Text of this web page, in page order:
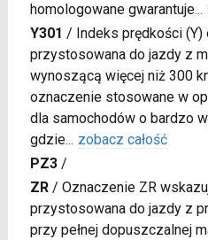
homologowane gwarantuje...
Y301 / Indeks prędkości
przystosowana do jazdy z
wynoszącą więcej niż 300
oznaczenie stosowane w
dla samochodów o bardzo
gdzie... zobacz całość
PZ3/
ZR/ Oznaczenie ZR
przystosowana do jazdy z
przy pełnej dopuszczalnej